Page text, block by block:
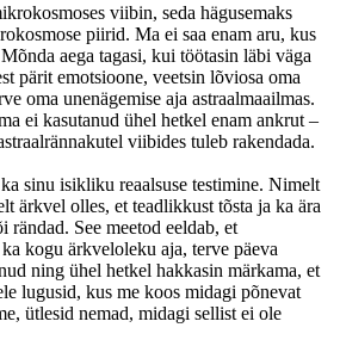
viibin, seda hägusemaks
piirid. Ma ei saa enam aru, kus
aega tagasi, kui töötasin läbi väga
pärit emotsioone, veetsin lõviosa oma
oma unenägemise aja astraalmaailmas.
ei kasutanud ühel hetkel enam ankrut –
viibides tuleb rakendada.
sinu isikliku reaalsuse testimine. Nimelt
ärkvel olles, et teadlikkust tõsta ja ka ära
rändad. See meetod eeldab, et
kogu ärkveloleku aja, terve päeva
ning ühel hetkel hakkasin märkama, et
lugusid, kus me koos midagi põnevat
ütlesid nemad, midagi sellist ei ole